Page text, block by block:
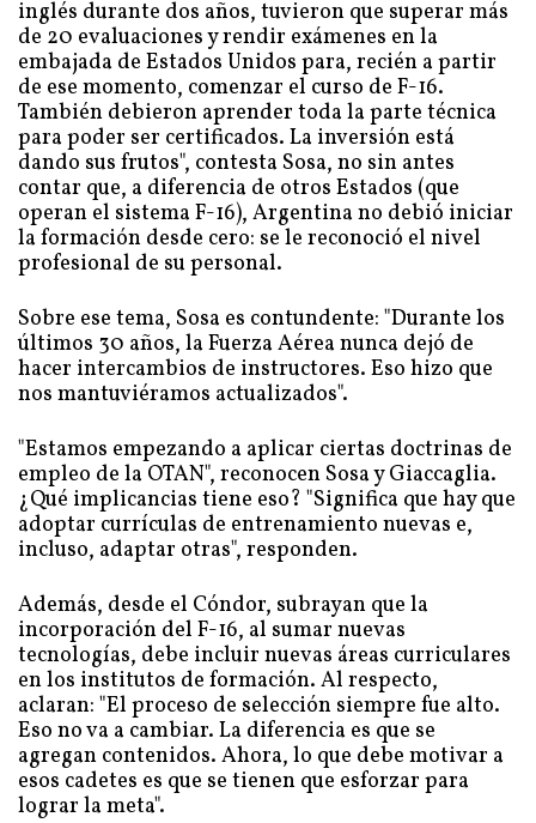
inglés durante dos años, tuvieron que superar más
de 20 evaluaciones y rendir exámenes en la
embajada de Estados Unidos para, recién a partir
de ese momento, comenzar el curso de F-16.
También debieron aprender toda la parte técnica
para poder ser certificados. La inversión está
dando sus frutos", contesta Sosa, no sin antes
contar que, a diferencia de otros Estados (que
operan el sistema F-16), Argentina no debió iniciar
la formación desde cero: se le reconoció el nivel
profesional de su personal.
Sobre ese tema, Sosa es contundente: "Durante los
últimos 30 años, la Fuerza Aérea nunca dejó de
hacer intercambios de instructores. Eso hizo que
nos mantuviéramos actualizados".
"Estamos empezando a aplicar ciertas doctrinas de
empleo de la OTAN", reconocen Sosa y Giaccaglia.
¿Qué implicancias tiene eso? "Significa que hay que
adoptar currículas de entrenamiento nuevas e,
incluso, adaptar otras", responden.
Además, desde el Cóndor, subrayan que la
incorporación del F-16, al sumar nuevas
tecnologías, debe incluir nuevas áreas curriculares
en los institutos de formación. Al respecto,
aclaran: "El proceso de selección siempre fue alto.
Eso no va a cambiar. La diferencia es que se
agregan contenidos. Ahora, lo que debe motivar a
esos cadetes es que se tienen que esforzar para
lograr la meta".